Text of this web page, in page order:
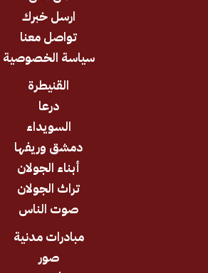
ارسل خبرك
تواصل معنا
سياسة الخصوصية
دمشق وريفها
أبناء الجولان
تراث الجولان
صوت الناس
مبادرات مدنية